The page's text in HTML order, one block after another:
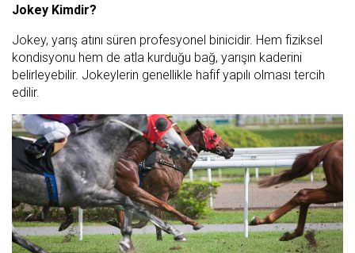
Jokey Kimdir?
Jokey, yarış atını süren profesyonel binicidir. Hem fiziksel
kondisyonu hem de atla kurduğu bağ, yarışın kaderini
belirleyebilir. Jokeylerin genellikle hafif yapılı olması tercih
edilir.